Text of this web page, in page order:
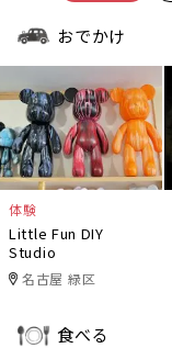
おでかけ
体験
Little Fun DIY
Studio
名古屋 緑区
食べる